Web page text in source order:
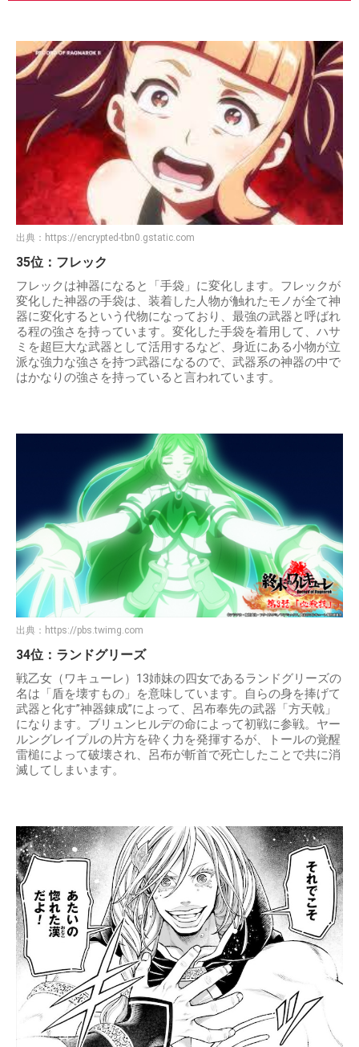
出典： https://encrypted-tbn0.gstatic.com
35位：フレック
フレックは神器になると「手袋」に変化します。フレックが
変化した神器の手袋は、装着した人物が触れたモノが全て神
器に変化するという代物になっており、最強の武器と呼ばれ
る程の強さを持っています。変化した手袋を着用して、ハサ
ミを超巨大な武器として活用するなど、身近にある小物が立
派な強力な強さを持つ武器になるので、武器系の神器の中で
はかなりの強さを持っていると言われています。
出典： https://pbs.twimg.com
34位：ランドグリーズ
戦乙女（ワキューレ）13姉妹の四女であるランドグリーズの
名は「盾を壊すもの」を意味しています。自らの身を捧げて
武器と化す”神器錬成”によって、呂布奉先の武器「方天戟」
になります。ブリュンヒルデの命によって初戦に参戦。ヤー
ルングレイプルの片方を砕く力を発揮するが、トールの覚醒
雷槌によって破壊され、呂布が斬首で死亡したことで共に消
滅してしまいます。